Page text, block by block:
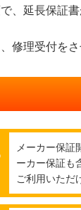
、延長保証書
修理受付をさ
メーカー保証
ーカー保証も
ご利用いただ